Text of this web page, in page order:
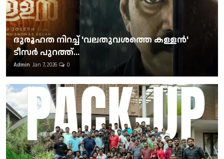
ദുരൂഹത നിറച്ച് 'വലതുവശത്തെ കള്ളന്‍'
ടീസര്‍ പുറത്ത്...
Admin Jan 7, 2026 0